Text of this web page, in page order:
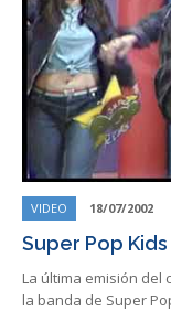
VIDEO 18/07/2002
Super Pop Kids
La última emisión del
la banda de Super